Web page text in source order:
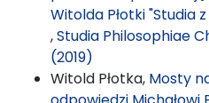
Witolda Płotki "Studia
,Studia Philosophiae
(2019)
Witold Płotka, Mosty